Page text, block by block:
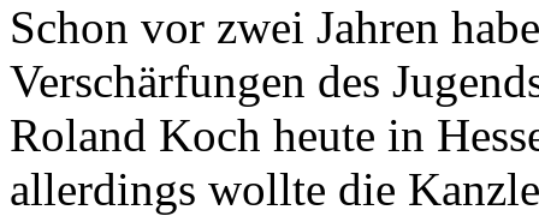
Schon vor zwei Jahren
Verschärfungen des
Roland Koch heute in
allerdings wollte die